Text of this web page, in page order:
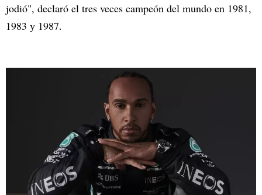
jodió", declaró el tres veces campeón del mundo en 1981,
1983 y 1987.